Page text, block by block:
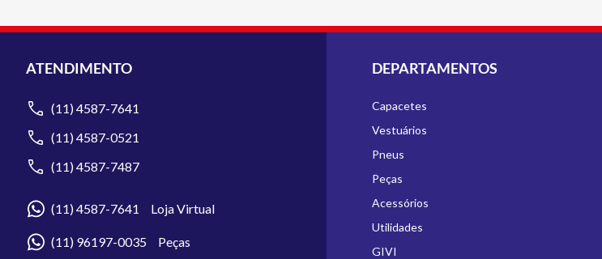
ATENDIMENTO
(11) 4587-7641
(11) 4587-0521
(11) 4587-7487
(11) 4587-7641 Loja Virtual
(11) 96197-0035 Peças
DEPARTAMENTOS
Capacetes
Vestuários
Pneus
Peças
Acessórios
Utilidades
GIVI